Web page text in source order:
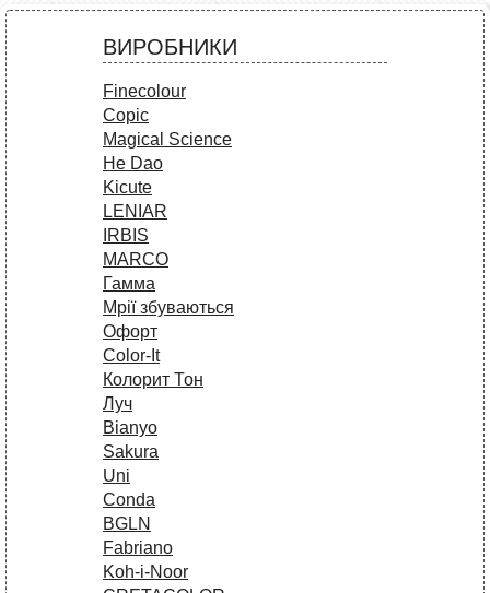
ВИРОБНИКИ
Finecolour
Copic
Magical Science
He Dao
Kicute
LENIAR
IRBIS
MARCO
Гамма
Мрії збуваються
Офорт
Сolor-It
Колорит Тон
Луч
Bianyo
Sakura
Uni
Conda
BGLN
Fabriano
Koh-i-Noor